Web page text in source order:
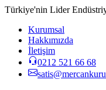
Türkiye'nin Lider
Kurumsal
Hakkımızda
İletişim
0212 521 66 68